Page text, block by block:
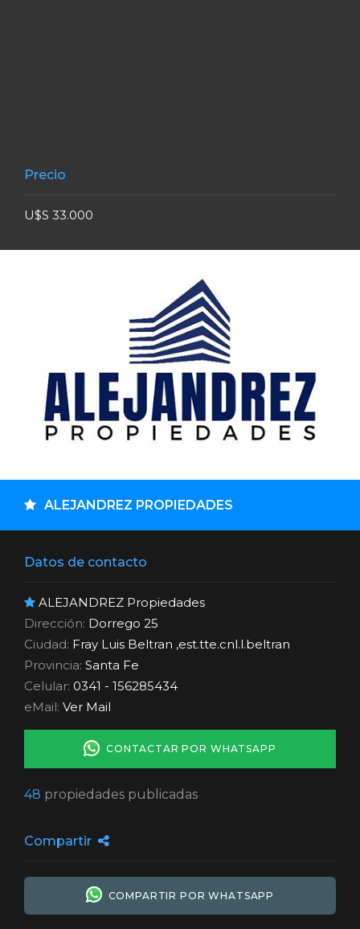
Precio
U$S 33.000
ALEJANDREZ PROPIEDADES
Datos de contacto
ALEJANDREZ Propiedades
Dirección: Dorrego 25
Ciudad: Fray Luis Beltran ,est.tte.cnl.l.beltran
Provincia: Santa Fe
Celular: 0341 - 156285434
eMail: Ver Mail
CONTACTAR POR WHATSAPP
48 propiedades publicadas
Compartir
COMPARTIR POR WHATSAPP